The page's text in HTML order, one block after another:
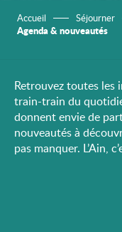
Accueil Séjourner
Agenda & nouveautés
Retrouvez toutes les
train-train du
donnent envie de
nouveautés à
pas manquer. L’Ain,